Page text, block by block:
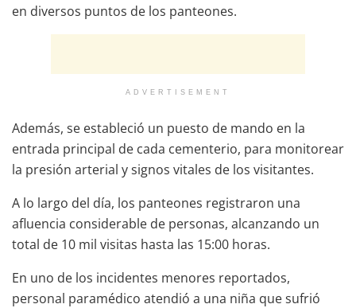
en diversos puntos de los panteones.
ADVERTISEMENT
Además, se estableció un puesto de mando en la
entrada principal de cada cementerio, para monitorear
la presión arterial y signos vitales de los visitantes.
A lo largo del día, los panteones registraron una
afluencia considerable de personas, alcanzando un
total de 10 mil visitas hasta las 15:00 horas.
En uno de los incidentes menores reportados,
personal paramédico atendió a una niña que sufrió